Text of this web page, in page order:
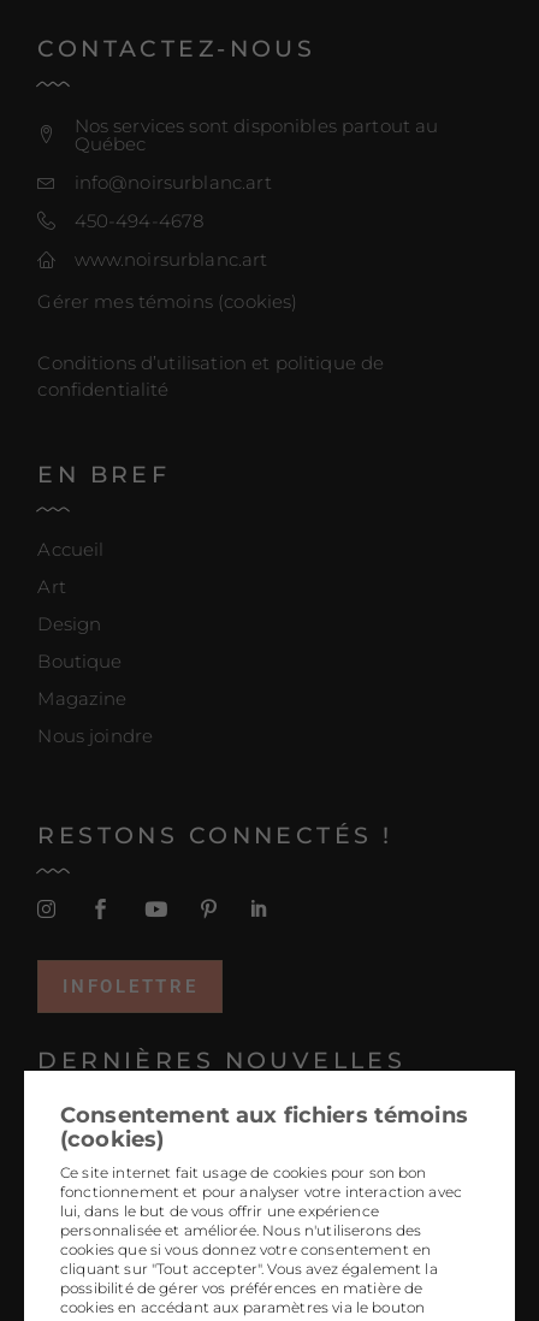
CONTACTEZ-NOUS
Nos services sont disponibles partout au
Québec
info@noirsurblanc.art
450-494-4678
www.noirsurblanc.art
Gérer mes témoins (cookies)
Conditions d’utilisation et politique de
confidentialité
EN BREF
Accueil
Art
Design
Boutique
Magazine
Nous joindre
RESTONS CONNECTÉS !
INFOLETTRE
DERNIÈRES NOUVELLES
Projets coup de coeur 2025
Tendances 2026 : le design hyper personnalisé
L’art-design ancré dans chaque région
5 tendances à jeter à la poubelle
L’art local, générateur d’émotions
Consentement aux fichiers témoins
(cookies)
Ce site internet fait usage de cookies pour son bon
fonctionnement et pour analyser votre interaction avec
lui, dans le but de vous offrir une expérience
personnalisée et améliorée. Nous n'utiliserons des
cookies que si vous donnez votre consentement en
cliquant sur "Tout accepter". Vous avez également la
possibilité de gérer vos préférences en matière de
cookies en accédant aux paramètres via le bouton